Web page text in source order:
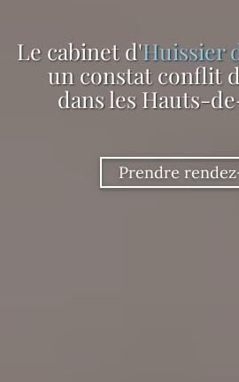
Le cabinet d'Huissier
un constat conflit
dans les Hauts-
Prendre